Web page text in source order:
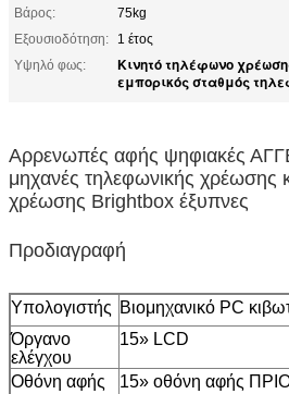
Βάρος:
75kg
Εξουσιοδότηση:
1 έτος
Υψηλό φως:
Κινητό τηλέφωνο
εμπορικός σταθμός
Αρρενωπές αφής ψηφιακές
μηχανές τηλεφωνικής χρέωσης
χρέωσης Brightbox έξυπνες
Προδιαγραφή
Υπολογιστής Βιομηχανικό PC
Όργανο
ελέγχου
15» LCD
Οθόνη αφής
15» οθόνη αφής